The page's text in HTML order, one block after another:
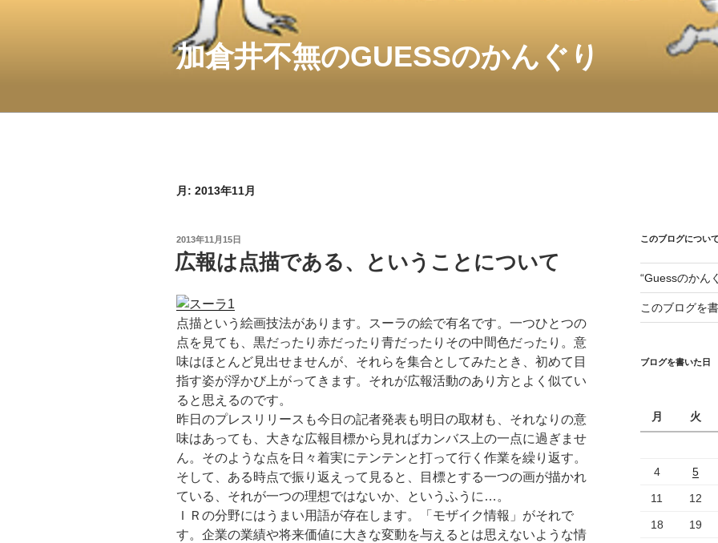
加倉井不無のGUESSのかんぐり
月: 2013年11月
投
稿
日:
2013年11月15日
広報は点描である、ということについて
点描という絵画技法があります。スーラの絵で有名です。一つひとつの
点を見ても、黒だったり赤だったり青だったりその中間色だったり。意
味はほとんど見出せませんが、それらを集合としてみたとき、初めて目
指す姿が浮かび上がってきます。それが広報活動のあり方とよく似てい
ると思えるのです。
昨日のプレスリリースも今日の記者発表も明日の取材も、それなりの意
味はあっても、大きな広報目標から見ればカンバス上の一点に過ぎませ
ん。そのような点を日々着実にテンテンと打って行く作業を繰り返す。
そして、ある時点で振り返えって見ると、目標とする一つの画が描かれ
ている、それが一つの理想ではないか、というふうに…。
ＩＲの分野にはうまい用語が存在します。「モザイク情報」がそれで
す。企業の業績や将来価値に大きな変動を与えるとは思えないような情
このブログについ
“Guessのかん
このブログを
ブログを書いた日
月 火
4 5
11 12
18 19